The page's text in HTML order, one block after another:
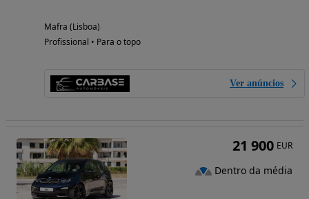
Mafra (Lisboa)
Profissional • Para o topo
Ver anúncios
21 900 EUR
Dentro da média